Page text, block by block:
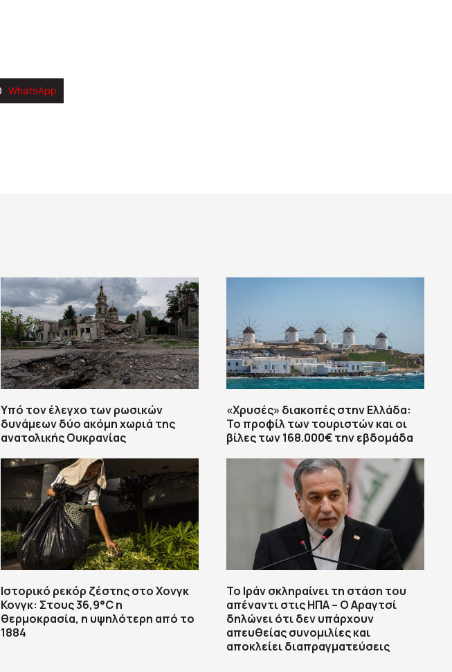
WhatsApp
Υπό τον έλεγχο των ρωσικών
δυνάμεων δύο ακόμη χωριά της
ανατολικής Ουκρανίας
Ιστορικό ρεκόρ ζέστης στο Χονγκ
Κονγκ: Στους 36,9°C η
θερμοκρασία, η υψηλότερη από το
1884
«Χρυσές» διακοπές στην Ελλάδα:
Το προφίλ των τουριστών και οι
βίλες των 168.000€ την εβδομάδα
Το Ιράν σκληραίνει τη στάση του
απέναντι στις ΗΠΑ – Ο Αραγτσί
δηλώνει ότι δεν υπάρχουν
απευθείας συνομιλίες και
αποκλείει διαπραγματεύσεις